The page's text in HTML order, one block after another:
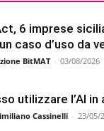
6 imprese
caso d’uso da
BitMAT - 03/08/2026
utilizzare l’AI in
Cassinelli - 23/05/